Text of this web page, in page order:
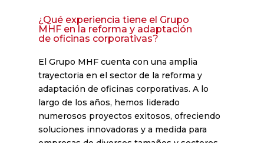
¿Qué experiencia tiene el Grupo
MHF en la reforma y adaptación
de oficinas corporativas?
El Grupo MHF cuenta con una amplia
trayectoria en el sector de la reforma y
adaptación de oficinas corporativas. A lo
largo de los años, hemos liderado
numerosos proyectos exitosos, ofreciendo
soluciones innovadoras y a medida para